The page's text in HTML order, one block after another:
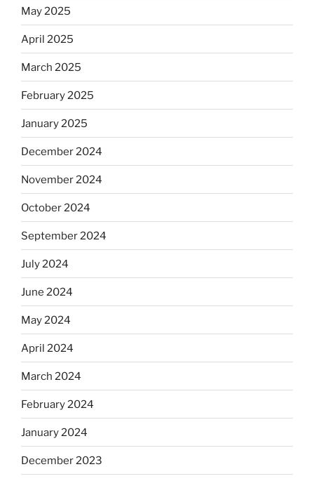
May 2025
April 2025
March 2025
February 2025
January 2025
December 2024
November 2024
October 2024
September 2024
July 2024
June 2024
May 2024
April 2024
March 2024
February 2024
January 2024
December 2023